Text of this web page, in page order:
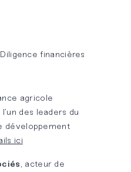
financières
agricole
l’un des leaders du
développement
ici
, acteur de